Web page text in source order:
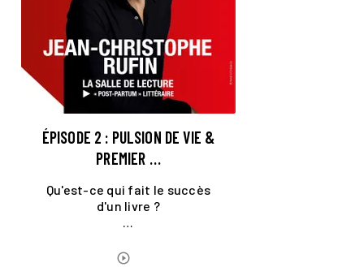
ÉPISODE 2 : PULSION DE VIE &
PREMIER …
Qu'est-ce qui fait le succès
d'un livre ?
…
play_circle_outline